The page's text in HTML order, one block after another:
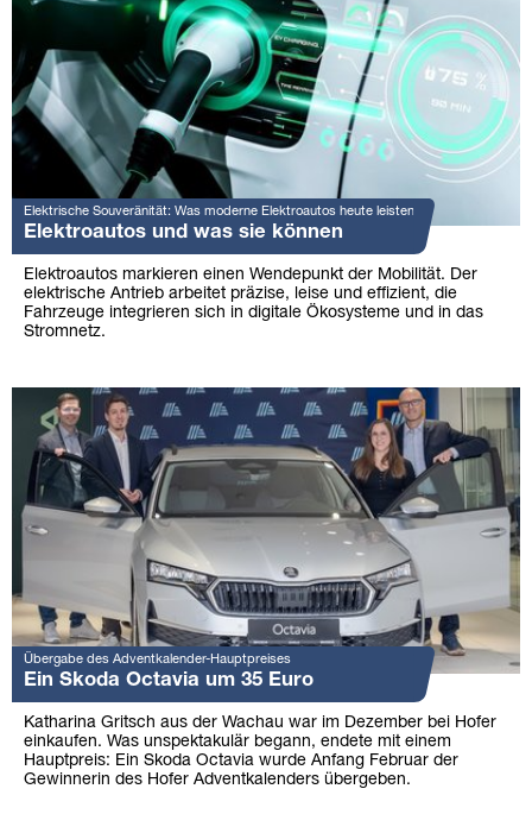
Elektrische Souveränität: Was moderne Elektroautos heute leisten
Elektroautos und was sie können
Elektroautos markieren einen Wendepunkt der Mobilität. Der
elektrische Antrieb arbeitet präzise, leise und effizient, die
Fahrzeuge integrieren sich in digitale Ökosysteme und in das
Stromnetz.
Übergabe des Adventkalender-Hauptpreises
Ein Skoda Octavia um 35 Euro
Katharina Gritsch aus der Wachau war im Dezember bei Hofer
einkaufen. Was unspektakulär begann, endete mit einem
Hauptpreis: Ein Skoda Octavia wurde Anfang Februar der
Gewinnerin des Hofer Adventkalenders übergeben.